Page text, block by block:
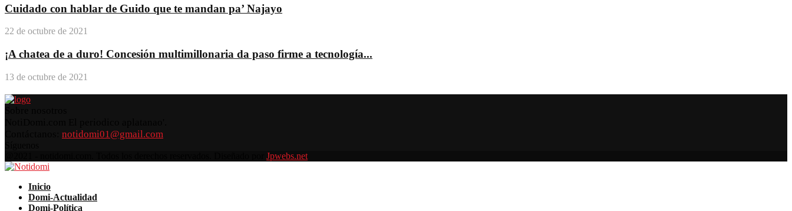
Cuidado con hablar de Guido que te mandan pa’ Najayo
22 de octubre de 2021
¡A chatea de a duro! Concesión multimillonaria da paso firme a tecnología...
13 de octubre de 2021
notidomi01@gmail.com
Jpwebs.net
Inicio
Domi-Actualidad
Domi-Política